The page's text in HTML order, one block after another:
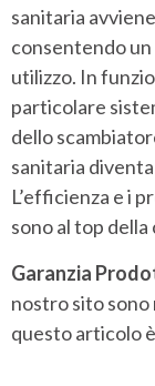
sanitaria
consentendo
utilizzo. In
particolare
dello
sanitaria
L’efficienza e i
sono al top della
Garanzia
nostro sito sono
questo articolo è